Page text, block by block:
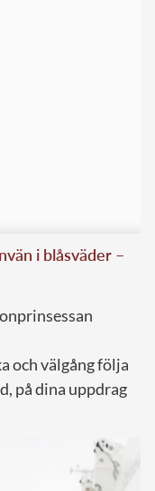
i blåsväder –
och välgång följa
på dina uppdrag